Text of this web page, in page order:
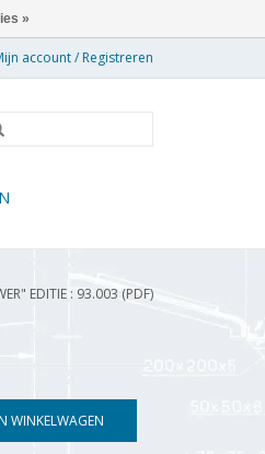
account / Registreren
EDITIE : 93.003 (PDF)
WINKELWAGEN
»